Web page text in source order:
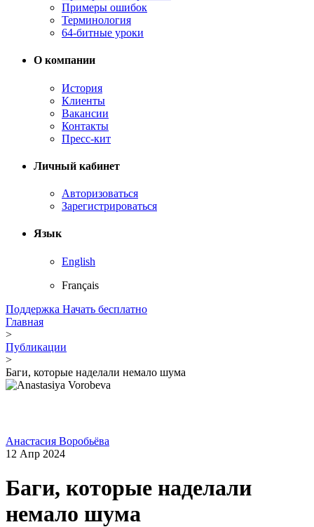
Примеры ошибок
Терминология
64-битные уроки
О компании
История
Клиенты
Вакансии
Контакты
Пресс-кит
Личный кабинет
Авторизоваться
Зарегистрироваться
Язык
English
Français
Поддержка Начать бесплатно
Главная
>
Публикации
>
Баги, которые наделали немало шума
Анастасия Воробьёва
12 Апр 2024
Баги, которые наделали
немало шума